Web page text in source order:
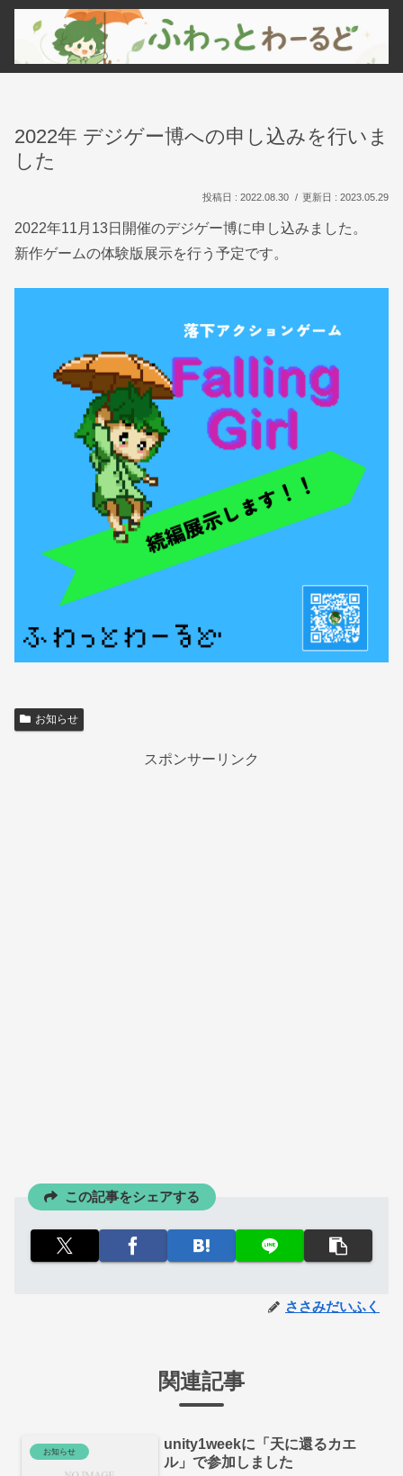
2022年 デジゲー博への申し込みを行いま
した
2022.08.30 2023.05.29
2022年11月13日開催のデジゲー博に申し込みました。
新作ゲームの体験版展示を行う予定です。
お知らせ
スポンサーリンク
この記事をシェアする
ささみだいふく
関連記事
お知らせ
unity1weekに「天に還るカエ
ル」で参加しました